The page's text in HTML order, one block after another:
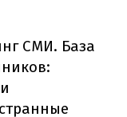
СМИ. База